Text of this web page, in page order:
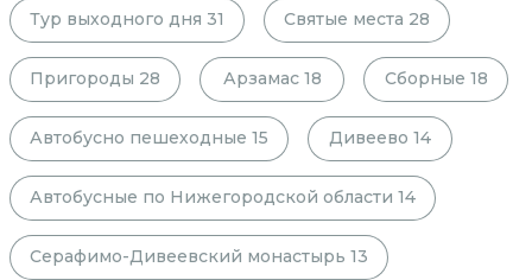
Тур выходного дня 31 Святые места 28
Пригороды 28 Арзамас 18 Сборные 18
Автобусно пешеходные 15 Дивеево 14
Автобусные по Нижегородской области 14
Серафимо-Дивеевский монастырь 13